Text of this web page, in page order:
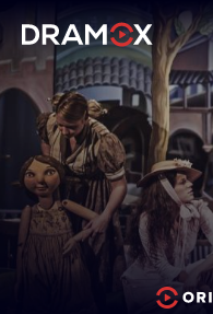
Darčekové poukazy
Zaregistrujte sa